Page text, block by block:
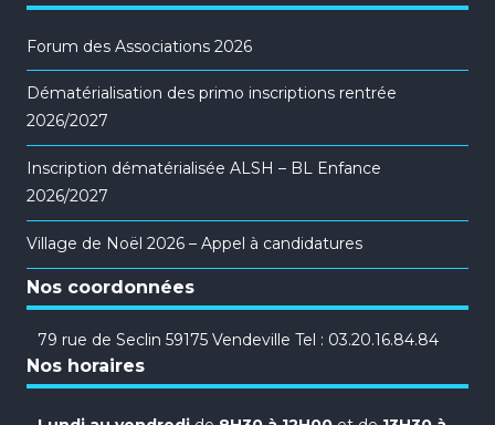
Forum des Associations 2026
Dématérialisation des primo inscriptions rentrée
2026/2027
Inscription dématérialisée ALSH – BL Enfance
2026/2027
Village de Noël 2026 – Appel à candidatures
Nos coordonnées
79 rue de Seclin 59175 Vendeville Tel : 03.20.16.84.84
Nos horaires